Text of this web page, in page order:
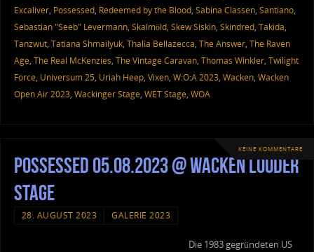
Excaliver, Possessed, Redeemed by the Blood, Sabina Classen, Santiano,
Sebastian "Seeb" Levermann, Skalmöld, Skew Siskin, Skindred, Takida,
Tanzwut, Tatiana Shmailyuk, Thalìa Bellazecca, The Answer, The Raven
Age, The Real McKenzies, The Vintage Caravan, Thomas Winkler, Twilight
Force, Universum 25, Uriah Heep, Vixen, W:O:A 2023, Wacken, Wacken
Open Air 2023, Wackinger Stage, WET Stage, WOA
KEINE KOMMENTARE
Possessed 05.08.2023 @ Wacken Louder
Stage
28. AUGUST 2023 GALERIE 2023
Die 1983 gegründeten US